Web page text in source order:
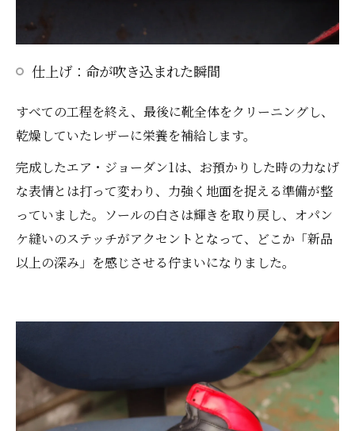
仕上げ：命が吹き込まれた瞬間
すべての工程を終え、最後に靴全体をクリーニングし、
乾燥していたレザーに栄養を補給します。
完成したエア・ジョーダン1は、お預かりした時の力なげ
な表情とは打って変わり、力強く地面を捉える準備が整
っていました。ソールの白さは輝きを取り戻し、オパン
ケ縫いのステッチがアクセントとなって、どこか「新品
以上の深み」を感じさせる佇まいになりました。